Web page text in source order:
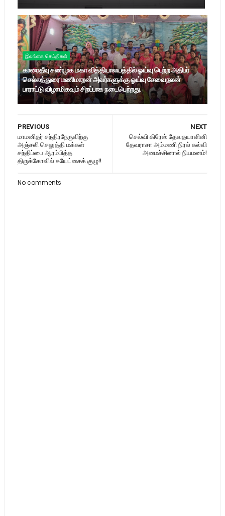
இலங்கை செய்திகள்
காரைதீவு சண்முக மகா வித்தியாலயத்தில் ஓய்வு பெற்ற அதிபர்
செல்லத்துரை மணிமாறன் அவர்களுக்கு ஓய்வு சேவைநலன்
பாராட்டு விழா மிகவும் சிறப்பாக நடைபெற்றது.
NEXT
செல்வி கிரேஸ் தேவதயாளினி
தேவராசா அம்மணி நிரல் கல்வி
அமைச்சினால் நியமனம்!
PREVIOUS
மாமனிதர் சந்திரநேருவிற்கு
அஞ்சலி செலுத்தி மக்கள்
சந்திப்பை ஆரம்பித்த
திருக்கோவில் சுயேட்சைக் குழு!!
No comments